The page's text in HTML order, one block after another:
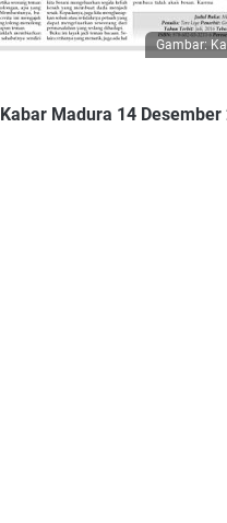
Gambar:
Kabar Madura 14 Desember